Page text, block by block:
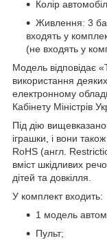
Колір
Живлення: 3
входять у
(не входять у
Модель відповідає
використання
електронному
Кабінету Міністрів
Під дію
іграшки, і вони
RoHS (англ.
вміст шкідливих
дітей та довкілля.
У комплект входить:
1 модель
Пульт;